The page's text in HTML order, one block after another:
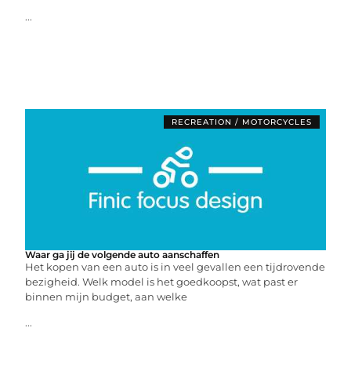
...
RECREATION / MOTORCYCLES
Waar ga jij de volgende auto aanschaffen
Het kopen van een auto is in veel gevallen een tijdrovende
bezigheid. Welk model is het goedkoopst, wat past er
binnen mijn budget, aan welke
...